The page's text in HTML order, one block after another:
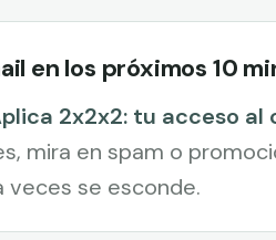
en los próximos 10
2x2x2: tu acceso al
mira en spam o
veces se esconde.